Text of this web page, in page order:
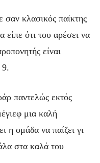
σαν κλασικός παίκτης
ότι του αρέσει να
είναι
9.
παντελώς εκτός
μια καλή
η ομάδα να παίζει γι
στα καλά του